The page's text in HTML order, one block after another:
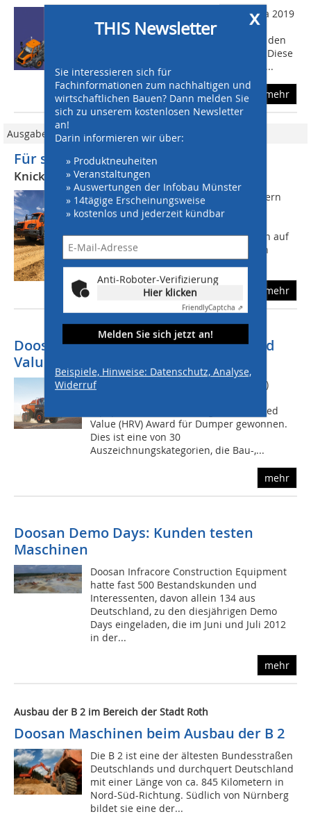
x
THIS Newsletter
Sie interessieren sich für
Fachinformationen zum nachhaltigen und
wirtschaftlichen Bauen? Dann melden Sie
sich zu unserem kostenlosen Newsletter
an!
Darin informieren wir über:
» Produktneuheiten
» Veranstaltungen
» Auswertungen der Infobau Münster
» 14tägige Erscheinungsweise
» kostenlos und jederzeit kündbar
Anti-Roboter-Verifizierung
Hier klicken
FriendlyCaptcha ⇗
Melden Sie sich jetzt an!
Beispiele, Hinweise: Datenschutz, Analyse,
Widerruf
www.doosanequipment.eu Zur Bauma 2019
wird Doosan Construction Equipment
knickgelenkte Muldenkipper (ADTs) in den
Klassen 30 und 40 Tonnen vorstellen. Diese
lösen die Stufe IV-konformen Modelle...
mehr
Ausgabe 10/2020
Für schwierigstes Gelände
Knickgelenkter Muldenkipper von Doosan
Um die harten Bedingungen zu meistern
und jederzeit einen effizienten und
sicheren Materialtransport zu
gewährleisten, setzt das Unternehmen auf
knickgelenkte Muldenkipper (ADT) von
Doosan. Die...
mehr
Doosan-ADT gewinnt Highest Retained
Value Award 2022
Der knickgelenkte Muldenkipper (ADT)
EquipmentWatch 2022 Highest Retained
Value (HRV) Award für Dumper gewonnen.
Dies ist eine von 30
Auszeichnungskategorien, die Bau-,...
mehr
Doosan Demo Days: Kunden testen
Maschinen
Doosan Infracore Construction Equipment
hatte fast 500 Bestandskunden und
Interessenten, davon allein 134 aus
Deutschland, zu den diesjährigen Demo
Days eingeladen, die im Juni und Juli 2012
in der...
mehr
Ausbau der B 2 im Bereich der Stadt Roth
Doosan Maschinen beim Ausbau der B 2
Die B 2 ist eine der ältesten Bundesstraßen
Deutschlands und durchquert Deutschland
mit einer Länge von ca. 845 Kilometern in
Nord-Süd-Richtung. Südlich von Nürnberg
bildet sie eine der...